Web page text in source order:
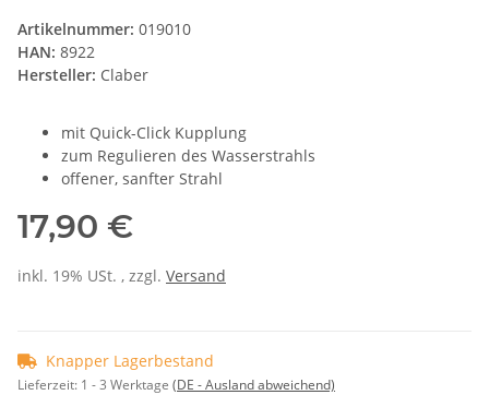
Artikelnummer: 019010
HAN: 8922
Hersteller: Claber
mit Quick-Click Kupplung
zum Regulieren des Wasserstrahls
offener, sanfter Strahl
17,90 €
inkl. 19% USt. , zzgl. Versand
Knapper Lagerbestand
Lieferzeit: 1 - 3 Werktage (DE - Ausland abweichend)